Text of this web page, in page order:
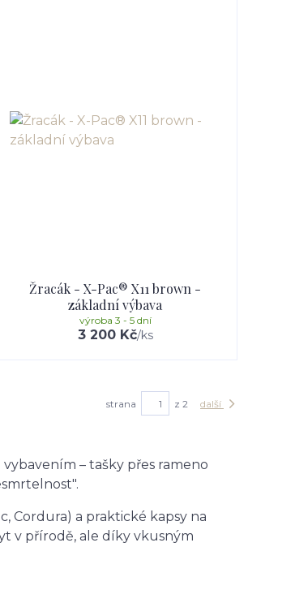
Žracák - X-Pac® X11 brown -
základní výbava
3 200 Kč/ks
výroba 3 - 5 dní
strana z 2 další
– tašky přes rameno
Cordura) a praktické kapsy na
v přírodě, ale díky vkusným